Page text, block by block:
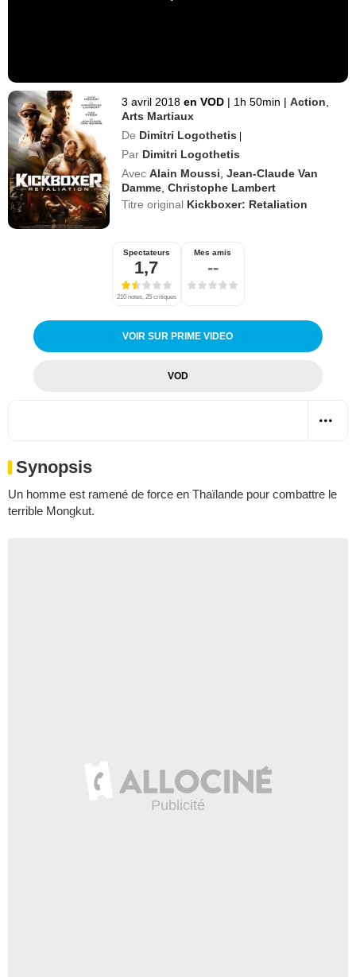
3 avril 2018 en VOD | 1h 50min | Action
Arts Martiaux
De Dimitri Logothetis |
Par Dimitri Logothetis
Avec Alain Moussi ,Jean-Claude Van
Damme ,Christophe Lambert
Titre original Kickboxer: Retaliation
Spectateurs
1,7
210 notes, 25 critiques
Mes amis
--
VOIR SUR PRIME VIDEO
VOD
Synopsis
Un homme est ramené de force en Thaïlande pour combattre le
terrible Mongkut.